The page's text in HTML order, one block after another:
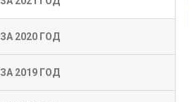
ЗА 2020 ГОД
ЗА 2019 ГОД